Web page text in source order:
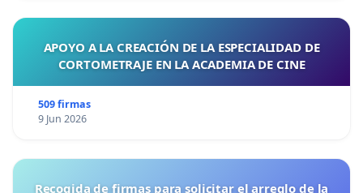
APOYO A LA CREACIÓN DE LA ESPECIALIDAD DE
CORTOMETRAJE EN LA ACADEMIA DE CINE
509 firmas
9 Jun 2026
Recogida de firmas para solicitar el arreglo de la